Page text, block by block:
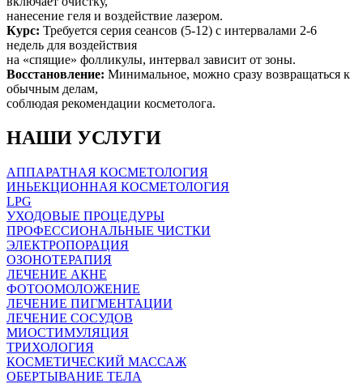
нанесение геля и воздействие лазером.
Курс: Требуется серия сеансов (5-12) с интервалами 2-6
недель для воздействия
на «спящие» фолликулы, интервал зависит от зоны.
Восстановление: Минимальное, можно сразу возвращаться к
обычным делам,
соблюдая рекомендации косметолога.
НАШИ УСЛУГИ
АППАРАТНАЯ КОСМЕТОЛОГИЯ
ИНЬЕКЦИОННАЯ КОСМЕТОЛОГИЯ
LPG
УХОДОВЫЕ ПРОЦЕДУРЫ
ПРОФЕСCИОНАЛЬНЫЕ ЧИСТКИ
ЭЛЕКТРОПОРАЦИЯ
ОЗОНОТЕРАПИЯ
ЛЕЧЕНИЕ АКНЕ
ФОТООМОЛОЖЕНИЕ
ЛЕЧЕНИЕ ПИГМЕНТАЦИИ
ЛЕЧЕНИЕ СОСУДОВ
МИОСТИМУЛЯЦИЯ
ТРИХОЛОГИЯ
КОСМЕТИЧЕСКИЙ МАССАЖ
ОБЕРТЫВАНИЕ ТЕЛА